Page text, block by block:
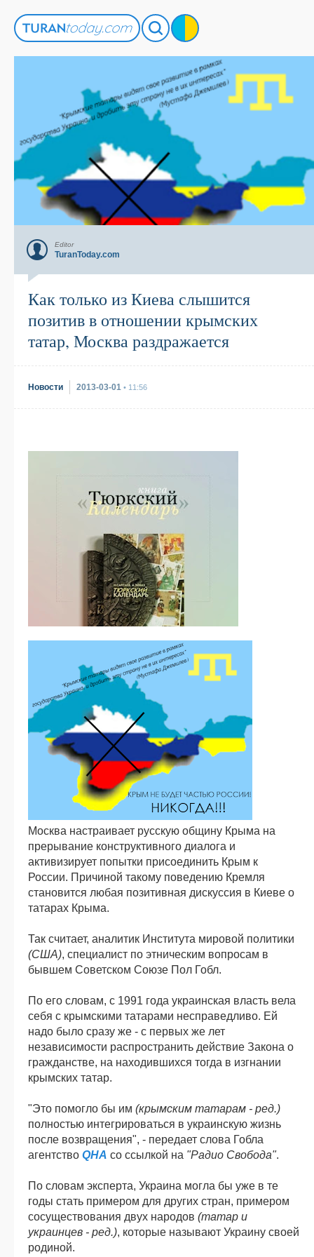
Editor
TuranToday.com
Как только из Киева слышится
позитив в отношении крымских
татар, Москва раздражается
Новости 2013-03-01 • 11:56
Москва настраивает русскую общину Крыма на
прерывание конструктивного диалога и
активизирует попытки присоединить Крым к
России. Причиной такому поведению Кремля
становится любая позитивная дискуссия в Киеве о
татарах Крыма.
Так считает, аналитик Института мировой политики
(США), специалист по этническим вопросам в
бывшем Советском Союзе Пол Гобл.
По его словам, с 1991 года украинская власть вела
себя с крымскими татарами несправедливо. Ей
надо было сразу же - с первых же лет
независимости распространить действие Закона о
гражданстве, на находившихся тогда в изгнании
крымских татар.
"Это помогло бы им (крымским татарам - ред.)
полностью интегрироваться в украинскую жизнь
после возвращения", - передает слова Гобла
агентство QHA со ссылкой на "Радио Свобода".
По словам эксперта, Украина могла бы уже в те
годы стать примером для других стран, примером
сосуществования двух народов (татар и
украинцев - ред.), которые называют Украину своей
родиной.